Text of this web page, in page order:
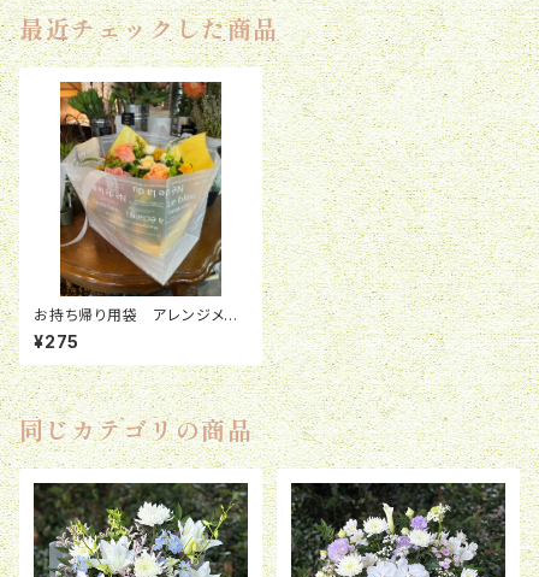
最近チェックした商品
お持ち帰り用袋 アレンジメン
ト M
¥275
同じカテゴリの商品